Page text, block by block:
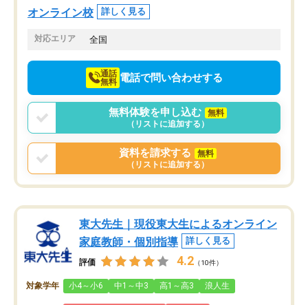
つ成績も上がり、苦手意識も無くなっ
てきたので、さらに苦手な数学も追加
でお願いしました。来年の高校受験に
オンライン校 詳しく見る
対応エリア 全国
通話
無料 電話で問い合わせする
無料体験を申し込む
無料
（リストに追加する）
資料を請求する
無料
（リストに追加する）
東大先生｜現役東大生によるオンライン
家庭教師・個別指導
詳しく見る
評価 4.2 （10件）
対象学年 小4～小6 中1～中3 高1～高3 浪人生